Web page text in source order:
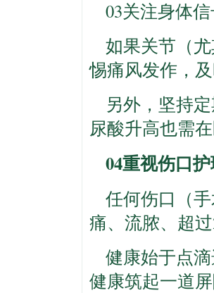
03关注身体
如果关节（
惕痛风发作，
另外，坚持
尿酸升高也需
04重视伤口
任何伤口（
痛、流脓、超
健康始于点
健康筑起一道